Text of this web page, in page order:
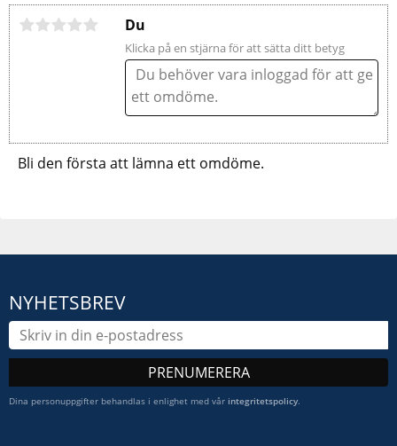
Du
Klicka på en stjärna för att sätta ditt betyg
Bli den första att lämna ett omdöme.
NYHETSBREV
PRENUMERERA
Dina personuppgifter behandlas i enlighet med vår integritetspolicy.